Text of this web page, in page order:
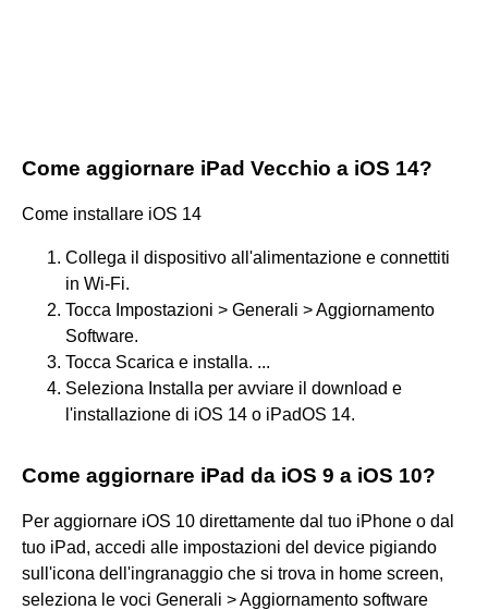
Come aggiornare iPad Vecchio a iOS 14?
Come installare iOS 14
Collega il dispositivo all'alimentazione e connettiti
in Wi-Fi.
Tocca Impostazioni > Generali > Aggiornamento
Software.
Tocca Scarica e installa. ...
Seleziona Installa per avviare il download e
l'installazione di iOS 14 o iPadOS 14.
Come aggiornare iPad da iOS 9 a iOS 10?
Per aggiornare iOS 10 direttamente dal tuo iPhone o dal
tuo iPad, accedi alle impostazioni del device pigiando
sull'icona dell'ingranaggio che si trova in home screen,
seleziona le voci Generali > Aggiornamento software